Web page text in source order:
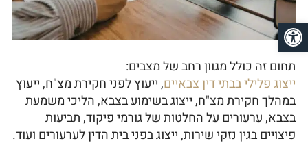
תחום זה כולל מגוון רחב של מצבים:
ייצוג פלילי בבתי דין צבאיים, ייעוץ לפני חקירת מצ"ח, ייעוץ
במהלך חקירת מצ"ח, ייצוג בשימוע בצבא, הליכי משמעת
בצבא, ערעורים על החלטות של גורמי פיקוד, תביעות
פיצויים בגין נזקי שירות, ייצוג בפני בית הדין לערעורים ועוד.
פתח סרגל נגישות